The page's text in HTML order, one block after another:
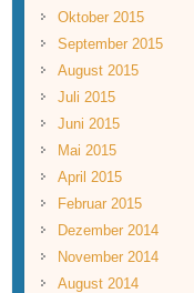
Oktober 2015
September 2015
August 2015
Juli 2015
Juni 2015
Mai 2015
April 2015
Februar 2015
Dezember 2014
November 2014
August 2014